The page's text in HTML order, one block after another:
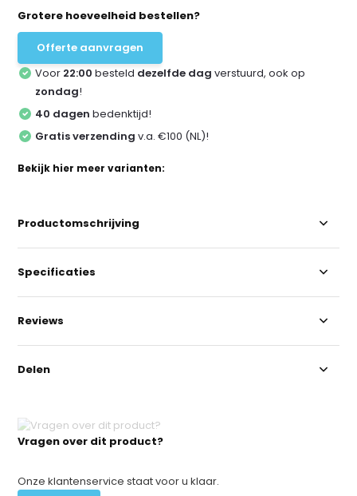
Grotere hoeveelheid bestellen?
Offerte aanvragen
Voor 22:00 besteld dezelfde dag verstuurd, ook op
zondag!
40 dagen bedenktijd!
Gratis verzending v.a. €100 (NL)!
Bekijk hier meer varianten:
Vragen over dit product?
Onze klantenservice staat voor u klaar.
Productomschrijving
Specificaties
Reviews
Delen